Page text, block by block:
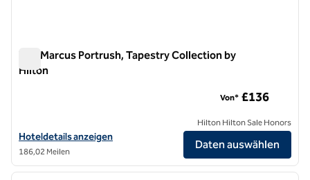
The Marcus Portrush, Tapestry Collection by
Hilton
Hoteldetails für The Marcus Portrush, Tapestry Collection by Hilton
Hoteldetails anzeigen
186,02 Meilen
Von* £136
Hilton Hilton Sale Honors
Daten auswählen
1/12